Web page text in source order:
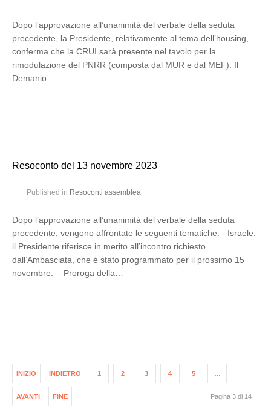
Dopo l’approvazione all’unanimità del verbale della seduta
precedente, la Presidente, relativamente al tema dell’housing,
conferma che la CRUI sarà presente nel tavolo per la
rimodulazione del PNRR (composta dal MUR e dal MEF). Il
Demanio…
Resoconto del 13 novembre 2023
Published in Resoconti assemblea
Dopo l’approvazione all’unanimità del verbale della seduta
precedente, vengono affrontate le seguenti tematiche: - Israele:
il Presidente riferisce in merito all’incontro richiesto
dall’Ambasciata, che è stato programmato per il prossimo 15
novembre. - Proroga della…
INIZIO INDIETRO 1 2 3 4 5 …
AVANTI FINE Pagina 3 di 14